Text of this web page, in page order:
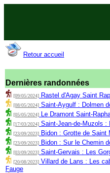
Retour accueil
Dernières randonnées
[09/05/2024] Rastel d'Agay Saint
[08/05/2024] Saint-Aygulf : Dolmen
[05/05/2024] Le Dramont Saint-
[17/03/2024] Saint-Jean-de-Muzols :
[23/09/2023] Bidon : Grotte de Saint
[23/09/2023] Bidon : Sur le Chemin
[03/09/2023] Saint-Gervais : Les
[20/08/2023] Villard de Lans : Les
Fauge